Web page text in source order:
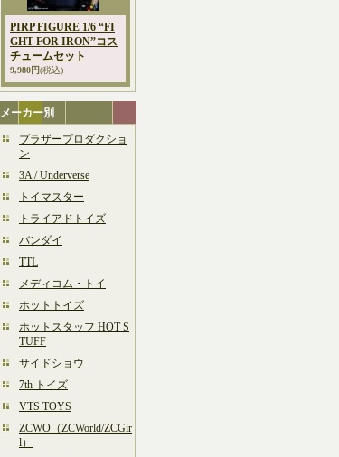
PIRP FIGURE 1/6 “FI
GHT FOR IRON”コス
チュームセット
9,980円(税込)
メーカー別
ブラザープロダクショ
ン
3A / Underverse
トイマスター
トライアドトイズ
バンダイ
TTL
メディコム・トイ
ホットトイズ
ホットスタッフ HOT S
TUFF
サイドショウ
7th トイズ
VTS TOYS
ZCWO（ZCWorld/ZCGir
l）